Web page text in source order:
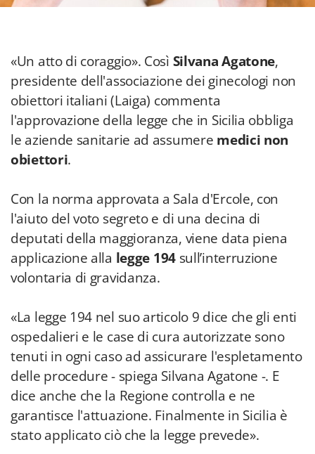
«Un atto di coraggio». Così Silvana Agatone,
presidente dell'associazione dei ginecologi non
obiettori italiani (Laiga) commenta
l'approvazione della legge che in Sicilia obbliga
le aziende sanitarie ad assumere medici non
obiettori.
Con la norma approvata a Sala d'Ercole, con
l'aiuto del voto segreto e di una decina di
deputati della maggioranza, viene data piena
applicazione alla legge 194sull’interruzione
volontaria di gravidanza.
«La legge 194 nel suo articolo 9 dice che gli enti
ospedalieri e le case di cura autorizzate sono
tenuti in ogni caso ad assicurare l'espletamento
delle procedure - spiega Silvana Agatone -. E
dice anche che la Regione controlla e ne
garantisce l'attuazione. Finalmente in Sicilia è
stato applicato ciò che la legge prevede».